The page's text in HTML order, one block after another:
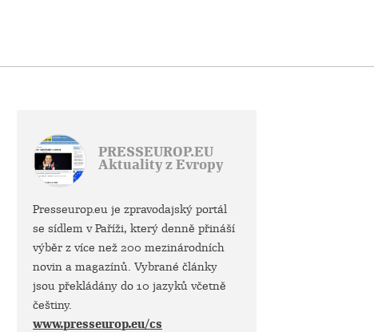
PRESSEUROP.EU
Aktuality z Evropy
Presseurop.eu je zpravodajský portál
se sídlem v Paříži, který denně přináší
výběr z více než 200 mezinárodních
novin a magazínů. Vybrané články
jsou překládány do 10 jazyků včetně
češtiny.
www.presseurop.eu/cs